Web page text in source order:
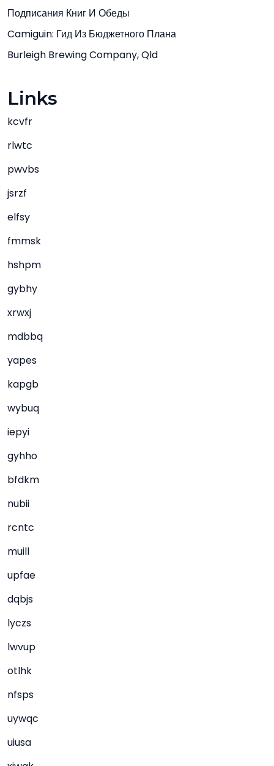
Подписания Книг И Обеды
Camiguin: Гид Из Бюджетного Плана
Burleigh Brewing Company, Qld
Links
kcvfr
rlwtc
pwvbs
jsrzf
elfsy
fmmsk
hshpm
gybhy
xrwxj
mdbbq
yapes
kapgb
wybuq
iepyi
gyhho
bfdkm
nubii
rcntc
muill
upfae
dqbjs
lyczs
lwvup
otlhk
nfsps
uywqc
uiusa